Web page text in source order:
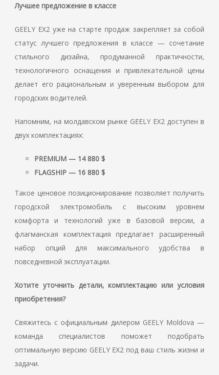
Лучшее предложение в классе
GEELY EX2 уже на старте продаж закрепляет за собой
статус лучшего предложения в классе — сочетание
стильного дизайна, продуманной практичности,
технологичного оснащения и привлекательной цены
делает его рациональным и уверенным выбором для
городских водителей.
Напомним, на молдавском рынке GEELY EX2 доступен в
двух комплектациях:
PREMIUM — 14 880 $
FLAGSHIP — 16 880 $
Такое ценовое позиционирование позволяет получить
городской электромобиль с высоким уровнем
комфорта и технологий уже в базовой версии, а
флагманская комплектация предлагает расширенный
набор опций для максимального удобства в
повседневной эксплуатации.
Хотите уточнить детали, комплектацию или условия
приобретения?
Свяжитесь с официальным дилером GEELY Moldova —
команда специалистов поможет подобрать
оптимальную версию GEELY EX2 под ваш стиль жизни и
задачи.